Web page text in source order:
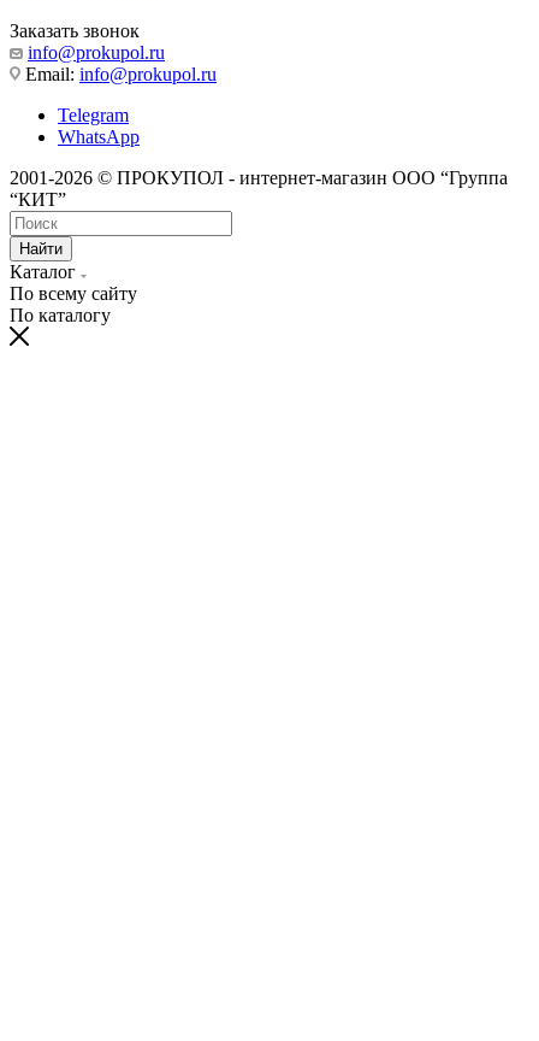
Заказать звонок
info@prokupol.ru
Email: info@prokupol.ru
Telegram
WhatsApp
2001-2026 © ПРОКУПОЛ - интернет-магазин ООО “Группа
“КИТ”
Найти
Каталог
По всему сайту
По каталогу